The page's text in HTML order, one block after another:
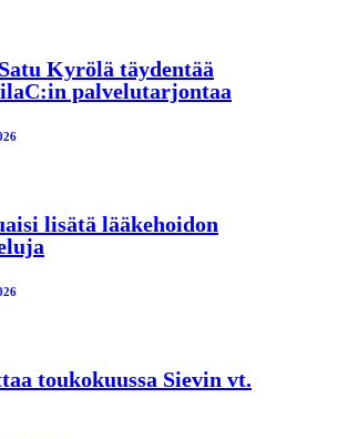
Kyrölä täydentää
palvelutarjontaa
lisätä lääkehoidon
toukokuussa Sievin vt.